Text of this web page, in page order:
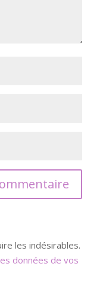
les indésirables.
données de vos